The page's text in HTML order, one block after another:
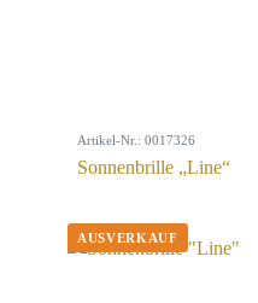
Artikel-Nr.: 0017326
Sonnenbrille „Line“